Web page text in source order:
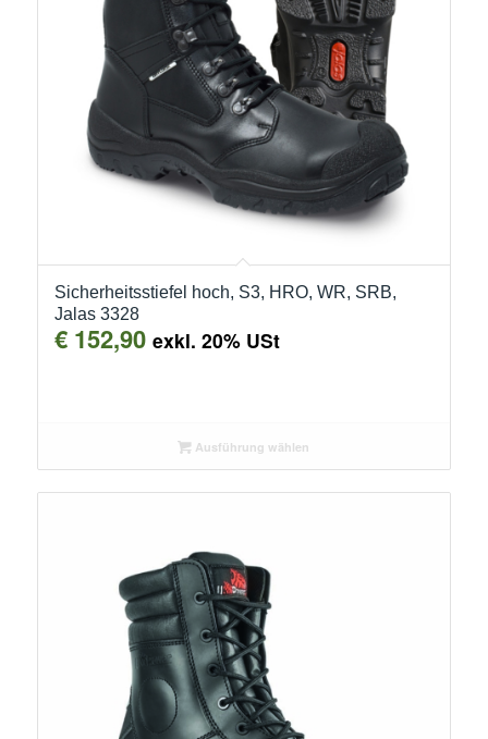
Sicherheitsstiefel hoch, S3, HRO, WR, SRB,
Jalas 3328
€152,90 exkl. 20% USt
Ausführung wählen